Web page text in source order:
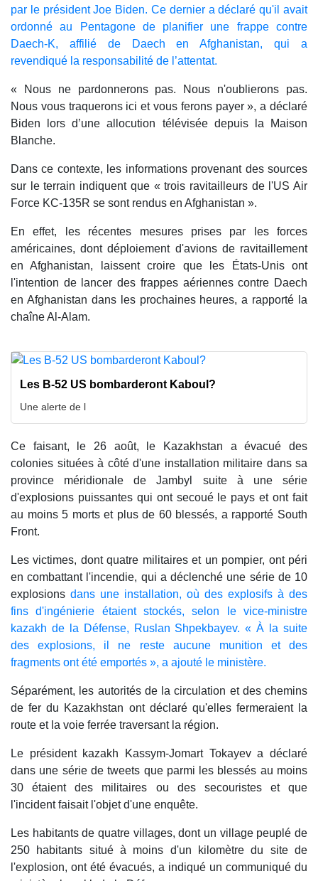
par le président Joe Biden. Ce dernier a déclaré qu'il avait
ordonné au Pentagone de planifier une frappe contre
Daech-K, affilié de Daech en Afghanistan, qui a
revendiqué la responsabilité de l’attentat.
« Nous ne pardonnerons pas. Nous n'oublierons pas.
Nous vous traquerons ici et vous ferons payer », a déclaré
Biden lors d’une allocution télévisée depuis la Maison
Blanche.
Dans ce contexte, les informations provenant des sources
sur le terrain indiquent que « trois ravitailleurs de l'US Air
Force KC-135R se sont rendus en Afghanistan ».
En effet, les récentes mesures prises par les forces
américaines, dont déploiement d'avions de ravitaillement
en Afghanistan, laissent croire que les États-Unis ont
l'intention de lancer des frappes aériennes contre Daech
en Afghanistan dans les prochaines heures, a rapporté la
chaîne Al-Alam.
Les B-52 US bombarderont Kaboul?
Une alerte de l
Ce faisant, le 26 août, le Kazakhstan a évacué des
colonies situées à côté d'une installation militaire dans sa
province méridionale de Jambyl suite à une série
d'explosions puissantes qui ont secoué le pays et ont fait
au moins 5 morts et plus de 60 blessés, a rapporté South
Front.
Les victimes, dont quatre militaires et un pompier, ont péri
en combattant l'incendie, qui a déclenché une série de 10
explosions dans une installation, où des explosifs à des
fins d'ingénierie étaient stockés, selon le vice-ministre
kazakh de la Défense, Ruslan Shpekbayev. « À la suite
des explosions, il ne reste aucune munition et des
fragments ont été emportés », a ajouté le ministère.
Séparément, les autorités de la circulation et des chemins
de fer du Kazakhstan ont déclaré qu'elles fermeraient la
route et la voie ferrée traversant la région.
Le président kazakh Kassym-Jomart Tokayev a déclaré
dans une série de tweets que parmi les blessés au moins
30 étaient des militaires ou des secouristes et que
l'incident faisait l'objet d'une enquête.
Les habitants de quatre villages, dont un village peuplé de
250 habitants situé à moins d'un kilomètre du site de
l'explosion, ont été évacués, a indiqué un communiqué du